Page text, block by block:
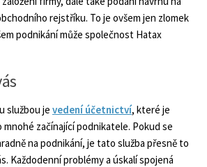
rejstříku. To je ovšem jen zlomek
podnikání může společnost Hatax
službou je vedení účetnictví, které je
mnohé začínající podnikatele. Pokud se
na podnikání, je tato služba přesně to
Každodenní problémy a úskalí spojená